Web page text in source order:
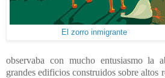
El zorro inmigrante
observaba con mucho entusiasmo la
grandes edificios construidos sobre altos